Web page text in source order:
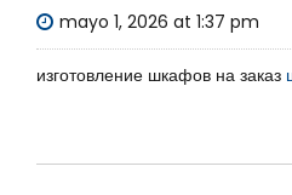
mayo 1, 2026 at 1:37 pm
изготовление шкафов на заказ